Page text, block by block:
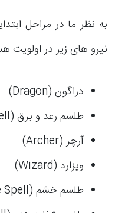
نیرو های زیر در اولویت
دراگون (Dragon)
طلسم رعد و برق (Lightening Spell)
آرچر (Archer)
ویزارد (Wizard)
طلسم خشم (Rage Spell)